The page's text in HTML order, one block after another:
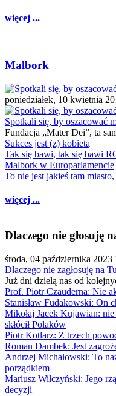
więcej ...
Malbork
poniedziałek, 10 kwietnia
Spotkali się, by oszacować
Fundacja „Mater Dei”, ta
Sukces jest (z) kobietą
Tak się bawi, tak się bawi
Malbork w Europarlamencie
To nie jest jakieś tam
więcej ...
Dlaczego nie głosuję
środa, 04 października 2023
Dlaczego nie zagłosuję na
Już dni dzielą nas od
Prof. Piotr Czauderna: Nie
Stanisław Fudakowski: On
Mikołaj Jacek Kujawian:
skłócił Polaków
Piotr Kotlarz: Z trzech
Roman Dambek: Jest
Andrzej Michałowski: To
porządkiem
Mariusz Wilczyński: Jego
decyzji